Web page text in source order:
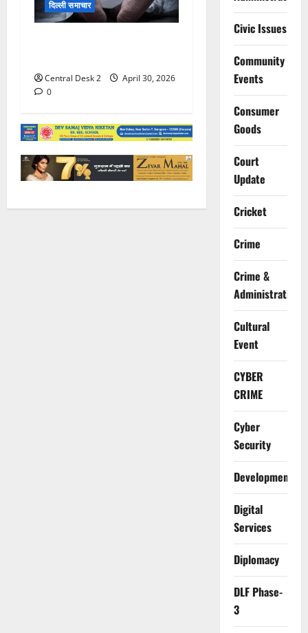
दिल्ली समाचार
Central Desk 2
April 30, 2026
0
Civic Issues
Community
Events
Consumer
Goods
Court
Update
Cricket
Crime
Crime &
Administration
Cultural
Event
CYBER
CRIME
Cyber
Security
Development
Digital
Services
Diplomacy
DLF Phase-
3